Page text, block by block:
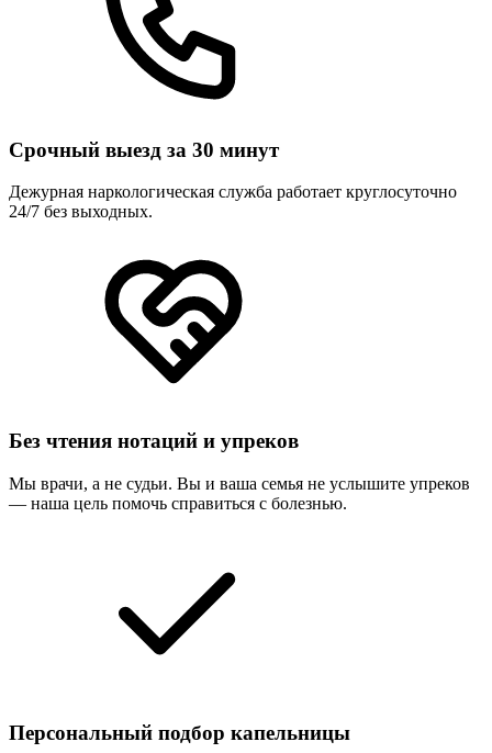
Срочный выезд за 30 минут
Дежурная наркологическая служба работает круглосуточно
24/7 без выходных.
Без чтения нотаций и упреков
Мы врачи, а не судьи. Вы и ваша семья не услышите упреков
— наша цель помочь справиться с болезнью.
Персональный подбор капельницы